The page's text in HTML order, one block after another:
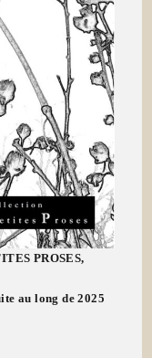
PROSES,
au long de 2025